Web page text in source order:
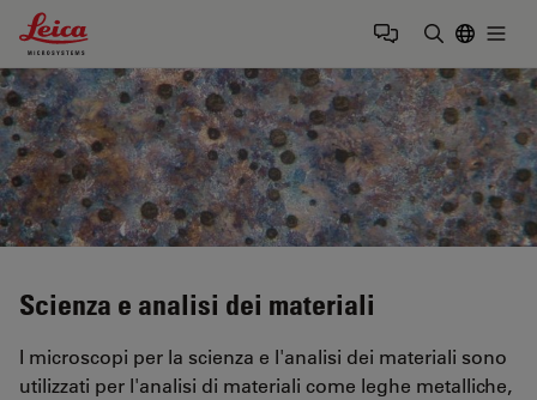
Leica Microsystems Logo
Scienza e analisi dei materiali
I microscopi per la scienza e l'analisi dei materiali sono
utilizzati per l'analisi di materiali come leghe metalliche,